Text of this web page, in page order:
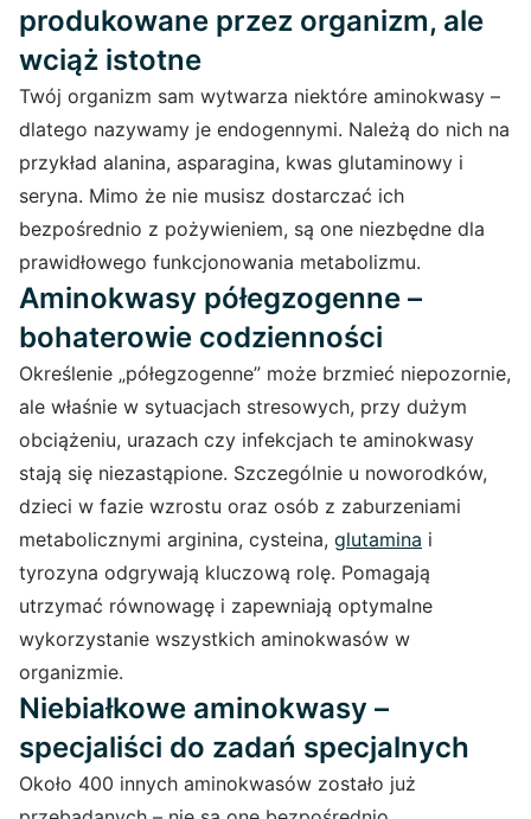
produkowane przez organizm, ale
wciąż istotne
Twój organizm sam wytwarza niektóre aminokwasy –
dlatego nazywamy je endogennymi. Należą do nich na
przykład alanina, asparagina, kwas glutaminowy i
seryna. Mimo że nie musisz dostarczać ich
bezpośrednio z pożywieniem, są one niezbędne dla
prawidłowego funkcjonowania metabolizmu.
Aminokwasy półegzogenne –
bohaterowie codzienności
Określenie „półegzogenne” może brzmieć niepozornie,
ale właśnie w sytuacjach stresowych, przy dużym
obciążeniu, urazach czy infekcjach te aminokwasy
stają się niezastąpione. Szczególnie u noworodków,
dzieci w fazie wzrostu oraz osób z zaburzeniami
metabolicznymi arginina, cysteina, glutamina i
tyrozyna odgrywają kluczową rolę. Pomagają
utrzymać równowagę i zapewniają optymalne
wykorzystanie wszystkich aminokwasów w
organizmie.
Niebiałkowe aminokwasy –
specjaliści do zadań specjalnych
Około 400 innych aminokwasów zostało już